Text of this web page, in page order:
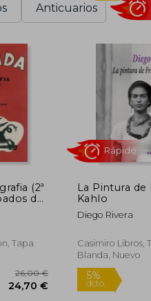
Anticuarios
(2ª
de
Tapa
La Pintura de
Kahlo
Diego Rivera
Casimiro Libros,
Blanda, Nuevo